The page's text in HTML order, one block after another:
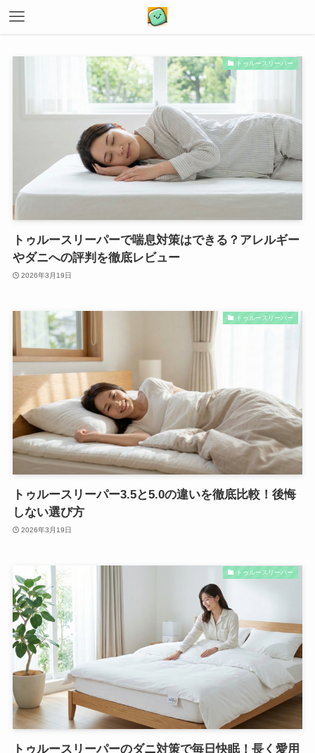
トゥルースリーパー
トゥルースリーパーで喘息対策はできる？アレルギー
やダニへの評判を徹底レビュー
2026年3月19日
トゥルースリーパー
トゥルースリーパー3.5と5.0の違いを徹底比較！後悔
しない選び方
2026年3月19日
トゥルースリーパー
トゥルースリーパーのダニ対策で毎日快眠！長く愛用